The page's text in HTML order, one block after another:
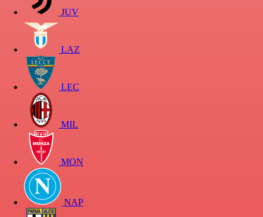
JUV
LAZ
LEC
MIL
MON
NAP